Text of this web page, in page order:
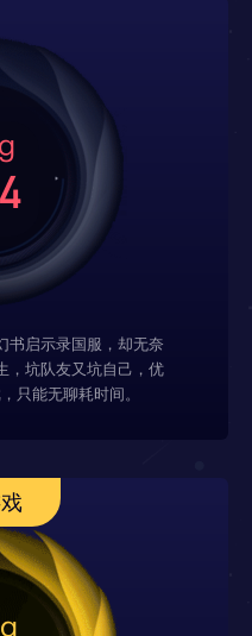
书启示录国服，却无奈
，坑队友又坑自己，优
只能无聊耗时间。